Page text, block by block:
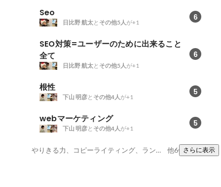
Seo 6
日比野 航太と その他5人が+1
SEO対策=ユーザーのために出来ること
全て
6
日比野 航太と その他5人が+1
根性 5
下山 明彦と その他4人が+1
webマーケティング 5
下山 明彦と その他4人が+1
やりきる力、コピーライティング、ランディングページ 他6件さらに表示